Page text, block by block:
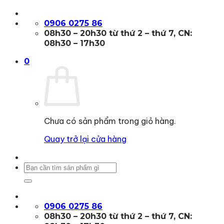
qua
0906 0275 86
08h30 – 20h30 từ thứ 2 – thứ 7, CN:
08h30 – 17h30
0
Chưa có sản phẩm trong giỏ hàng.
Quay trở lại cửa hàng
Tìm
0906 0275 86
08h30 – 20h30 từ thứ 2 – thứ 7, CN: